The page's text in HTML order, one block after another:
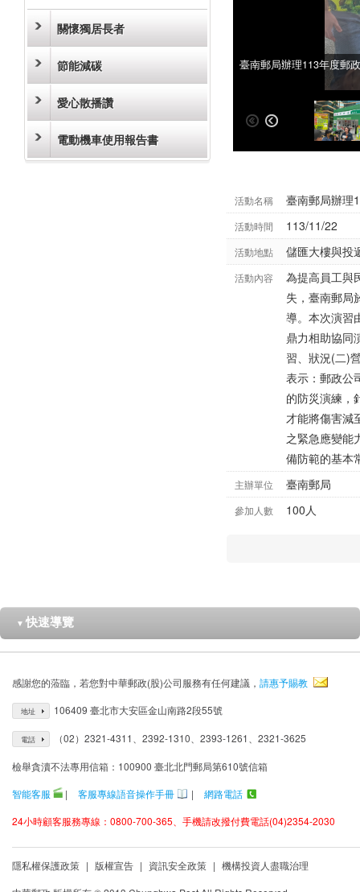
關懷獨居長者
節能減碳
愛心散播讚
電動機車使用報告書
臺南郵局辦理113年度郵
臺南郵局辦理113年度郵
活動名稱 臺南郵局辦理
活動時間 113/11/22
活動地點 儲匯大樓與投
活動內容
為提高員工與
失，臺南郵局
導。本次演習
鼎力相助協同
習、狀況(二)
表示：郵政公
的防災演練，
才能將傷害減
之緊急應變能
備防範的基本
主辦單位 臺南郵局
參加人數 100人
▼ 快速導覽
感謝您的蒞臨，若您對中華郵政(股)公司服務有任何建議， 請惠予賜教
地址 106409 臺北市大安區金山南路2段55號
電話 （02）2321-4311、2392-1310、2393-1261、2321-3625
檢舉貪瀆不法專用信箱：100900 臺北北門郵局第610號信箱
智能客服
| 客服專線語音操作手冊 |
網路電話
24小時顧客服務專線：0800-700-365、手機請改撥付費電話(04)2354-2030
隱私權保護政策 | 版權宣告 | 資訊安全政策 | 機構投資人盡職治理